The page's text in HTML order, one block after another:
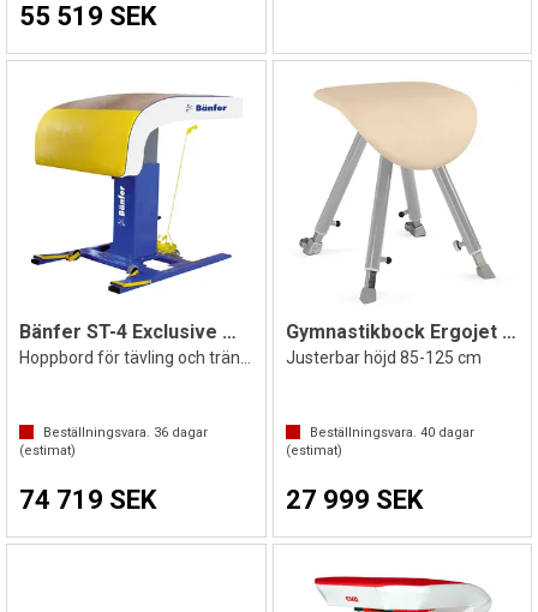
55 519 SEK
Bänfer ST-4 Exclusive Microswing
Beställningsvara. 36 dagar
(estimat)
74 719 SEK
Gymnastikbock Ergojet Junior
Justerbar höjd 85-125 cm
Beställningsvara. 40dagar
(estimat)
27 999 SEK